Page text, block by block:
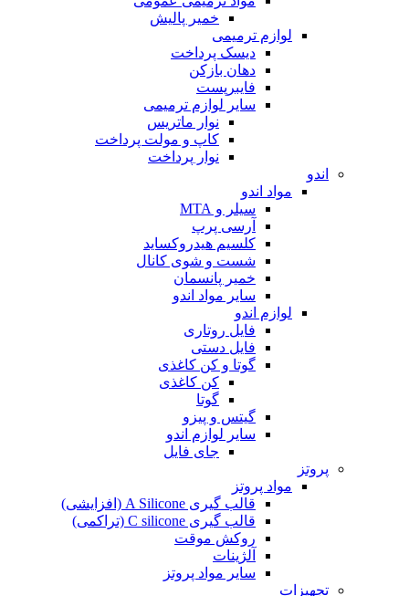
خمیر پالیش
لوازم ترمیمی
دیسک پرداخت
دهان بازکن
فایبرپست
سایر لوازم ترمیمی
نوار ماتریس
کاپ و مولت پرداخت
نوار پرداخت
اندو
مواد اندو
سیلر و MTA
آرسی پرپ
کلسیم هیدروکساید
شست و شوی کانال
خمیر پانسمان
سایر مواد اندو
لوازم اندو
فایل روتاری
فایل دستی
گوتا و کن کاغذی
کن کاغذی
گوتا
گیتس و پیزو
سایر لوازم اندو
جای فایل
پروتز
مواد پروتز
قالب گیری A Silicone (افزایشی)
قالب گیری C silicone (تراکمی)
روکش موقت
آلژینات
سایر مواد پروتز
تجهیزات